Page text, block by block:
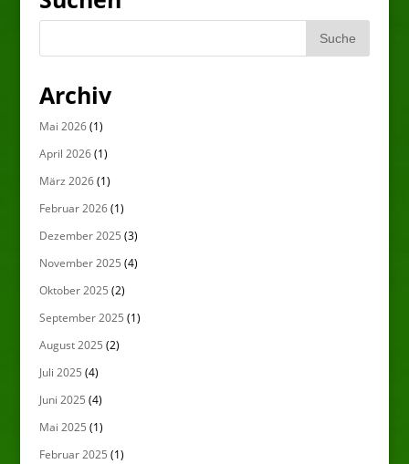
Archiv
Mai 2026(1)
April 2026(1)
März 2026(1)
Februar 2026(1)
Dezember 2025 (3)
November 2025 (4)
Oktober 2025 (2)
September 2025 (1)
August 2025 (2)
Juli 2025 (4)
Juni 2025 (4)
Mai 2025 (1)
Februar 2025 (1)